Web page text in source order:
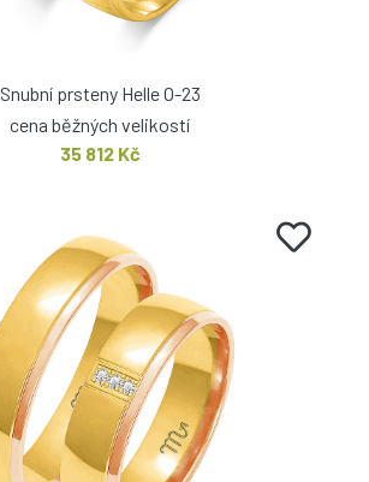
Snubní prsteny Helle O-23
cena běžných velikostí
35 812 Kč